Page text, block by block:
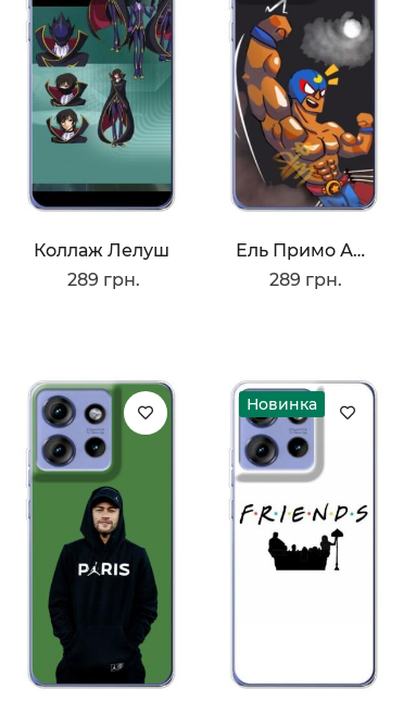
Коллаж Лелуш
289 грн.
Ель Примо АРТ
289 грн.
Новинка